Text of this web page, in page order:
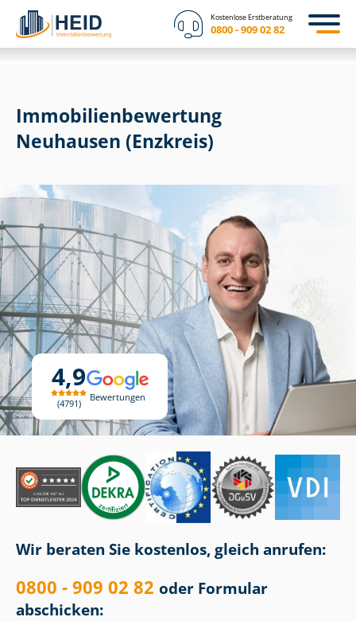
Kostenlose Erstberatung
0800 - 909 02 82
4,9
4791
Bewertungen
Immobilien­bewertung
Neuhausen (Enzkreis)
Wir beraten Sie kostenlos, gleich anrufen:
0800 - 909 02 82 oder Formular
abschicken: